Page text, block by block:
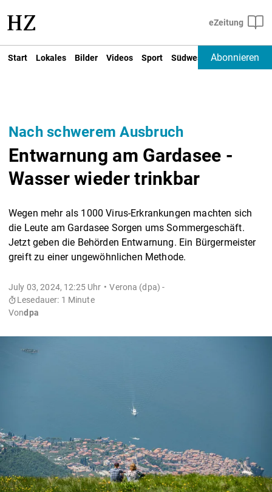
Start Lokales Bilder Videos Sport Südwest Deutschland
Abonnieren
Nach schwerem Ausbruch
Entwarnung am Gardasee -
Wasser wieder trinkbar
Wegen mehr als 1000 Virus-Erkrankungen machten sich
die Leute am Gardasee Sorgen ums Sommergeschäft.
Jetzt geben die Behörden Entwarnung. Ein Bürgermeister
greift zu einer ungewöhnlichen Methode.
July 03, 2024, 12:25 Uhr
Verona (dpa) -
Lesedauer: 1 Minute
Vondpa